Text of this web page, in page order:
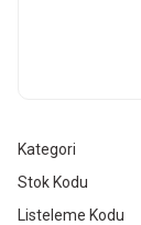
Kategori
Stok Kodu
Listeleme Kodu